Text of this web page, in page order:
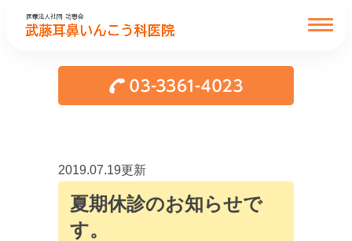
2019.07.19更新
夏期休診のお知らせで
す。